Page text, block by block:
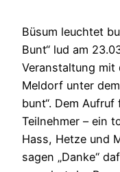
Büsum leuchtet
Bunt“ lud am
Veranstaltung mit
Meldorf unter
bunt“. Dem
Teilnehmer – ein
Hass, Hetze und
sagen „Danke“